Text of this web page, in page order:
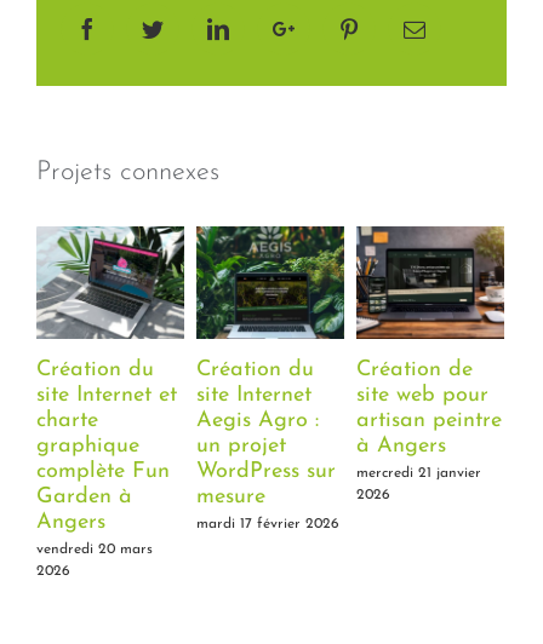
FacebookTwitterLinkedInGoogle+ PinterestEmail
Projets connexes
Création du
site Internet et
charte
graphique
complète Fun
Garden à
Angers
vendredi 20 mars
2026
Création du
site Internet
Aegis Agro :
un projet
WordPress sur
mesure
mardi 17 février 2026
Création de
site web pour
artisan peintre
à Angers
mercredi 21 janvier
2026